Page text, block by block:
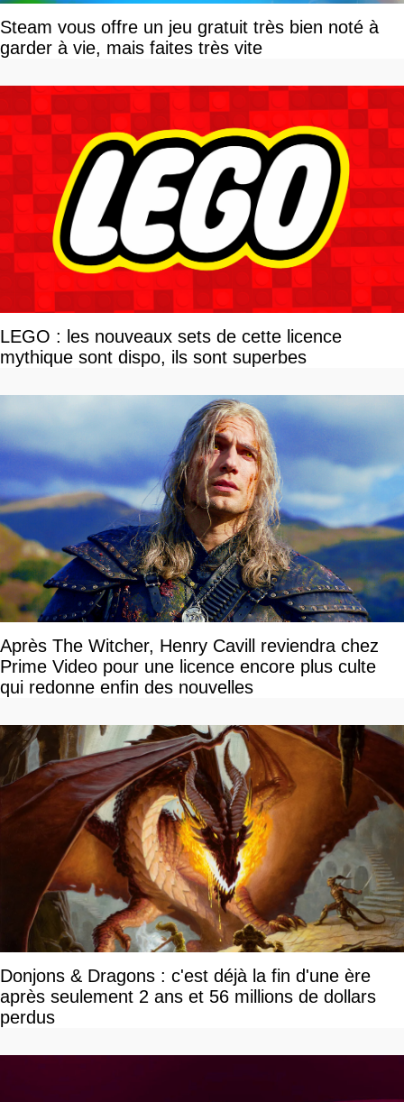
Steam vous offre un jeu gratuit très bien noté à
garder à vie, mais faites très vite
LEGO : les nouveaux sets de cette licence
mythique sont dispo, ils sont superbes
Après The Witcher, Henry Cavill reviendra chez
Prime Video pour une licence encore plus culte
qui redonne enfin des nouvelles
Donjons & Dragons : c'est déjà la fin d'une ère
après seulement 2 ans et 56 millions de dollars
perdus